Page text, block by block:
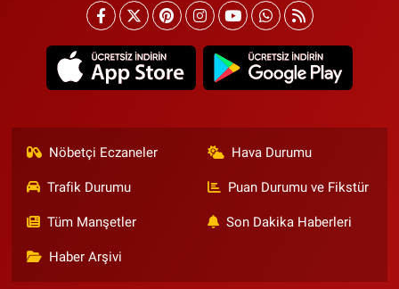
Nöbetçi Eczaneler Hava Durumu
Trafik Durumu Puan Durumu ve Fikstür
Tüm Manşetler Son Dakika Haberleri
Haber Arşivi